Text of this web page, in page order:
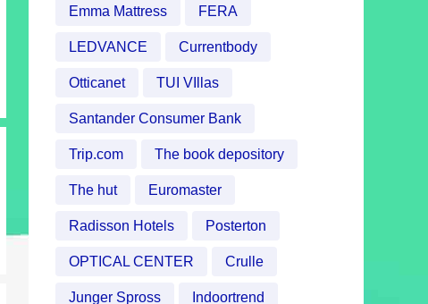
Emma Mattress FERA
LEDVANCE Currentbody
Otticanet TUI VIllas
Santander Consumer Bank
Trip.com The book depository
The hut Euromaster
Radisson Hotels Posterton
OPTICAL CENTER Crulle
Junger Spross Indoortrend